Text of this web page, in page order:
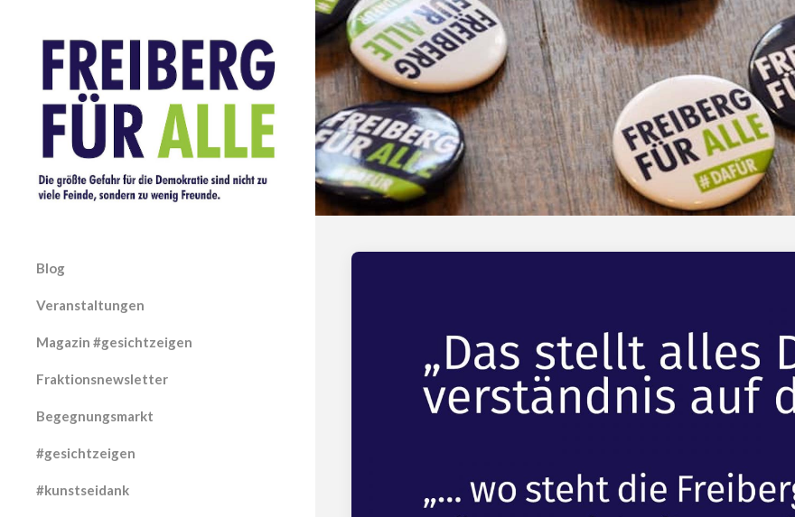
Blog
Veranstaltungen
Magazin #gesichtzeigen
Fraktionsnewsletter
Begegnungsmarkt
#gesichtzeigen
#kunstseidank